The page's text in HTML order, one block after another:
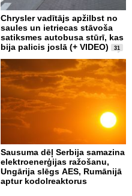
Chrysler vadītājs apžilbst no
saules un ietriecas stāvoša
satiksmes autobusa stūrī, kas
bija palicis joslā (+ VIDEO)
31
Sausuma dēļ Serbija samazina
elektroenerģijas ražošanu,
Ungārija slēgs AES, Rumānijā
aptur kodolreaktorus